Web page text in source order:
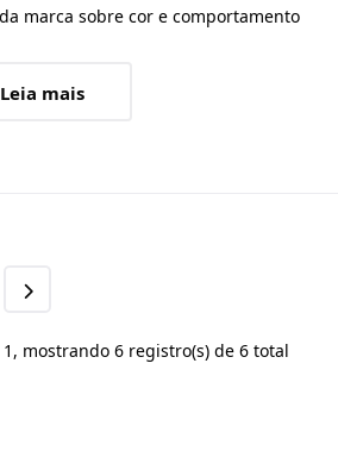
marca sobre cor e comportamento
Leia mais
1, mostrando 6 registro(s) de 6 total